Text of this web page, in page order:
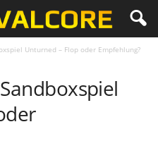
Unturned – Flop oder Empfehlung?